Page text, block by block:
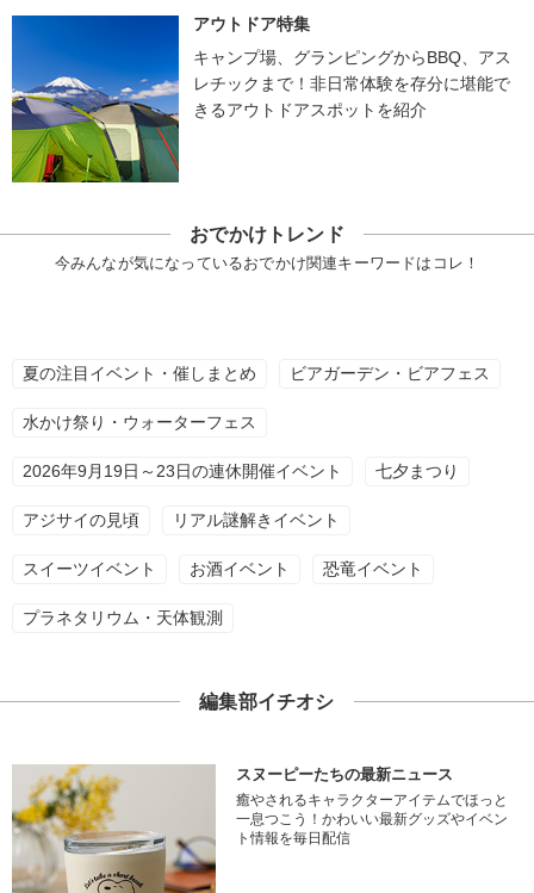
アウトドア特集
キャンプ場、グランピングからBBQ、アス
レチックまで！非日常体験を存分に堪能で
きるアウトドアスポットを紹介
おでかけトレンド
今みんなが気になっているおでかけ関連キーワードはコレ！
夏の注目イベント・催しまとめ ビアガーデン・ビアフェス
水かけ祭り・ウォーターフェス
2026年9月19日～23日の連休開催イベント 七夕まつり
アジサイの見頃 リアル謎解きイベント
スイーツイベント お酒イベント 恐竜イベント
プラネタリウム・天体観測
編集部イチオシ
スヌーピーたちの最新ニュース
癒やされるキャラクターアイテムでほっと
一息つこう！かわいい最新グッズやイベン
ト情報を毎日配信